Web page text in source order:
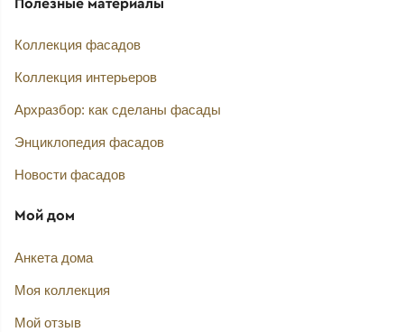
Коллекция фасадов
Коллекция интерьеров
Архразбор: как сделаны фасады
Энциклопедия фасадов
Новости фасадов
Мой дом
Анкета дома
Моя коллекция
Мой отзыв